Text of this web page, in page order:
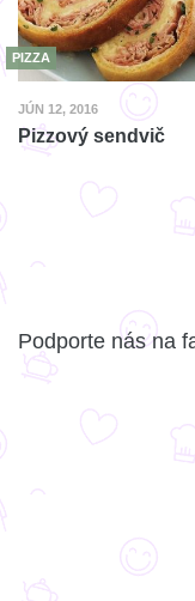
PIZZA
JÚN 12, 2016
Pizzový sendvič
Podporte nás na